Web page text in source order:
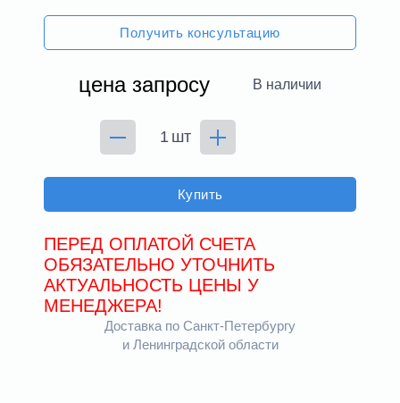
Получить консультацию
цена запросу В наличии
Купить
шт
ПЕРЕД ОПЛАТОЙ СЧЕТА
ОБЯЗАТЕЛЬНО УТОЧНИТЬ
АКТУАЛЬНОСТЬ ЦЕНЫ У
МЕНЕДЖЕРА!
Доставка по Санкт-Петербургу
и Ленинградской области